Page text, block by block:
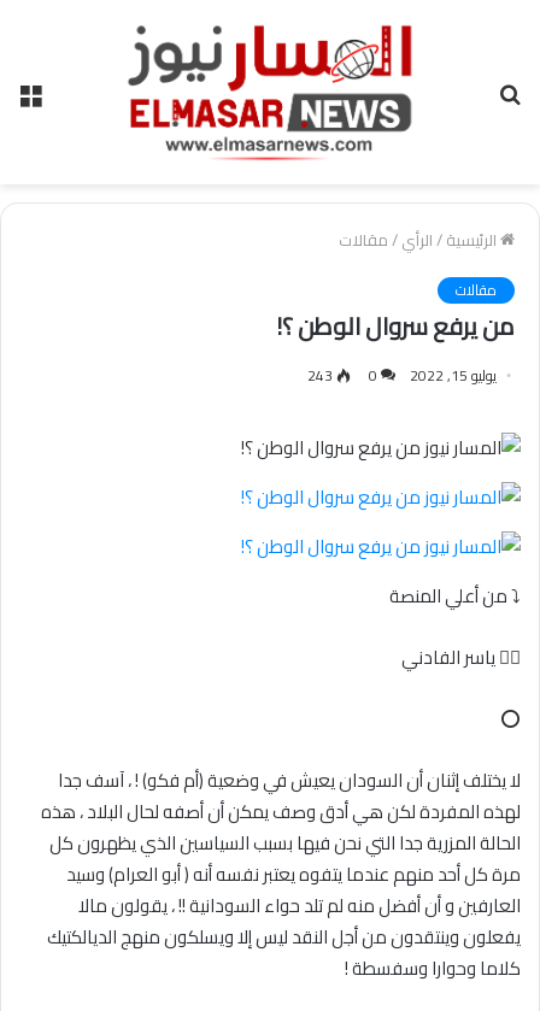
الرئيسية/الرأي/مقالات
مقالات
من يرفع سروال الوطن ؟!
يوليو 15, 2022 0
243
⤵️ من أعلي المنصة
✍🏻 ياسر الفادني
⭕
لا يختلف إثنان أن السودان يعيش في وضعية (أم فكو) ! ، آسف جدا
لهذه المفردة لكن هي أدق وصف يمكن أن أصفه لحال البلاد ، هذه
الحالة المزرية جدا التي نحن فيها بسبب السياسين الذي يظهرون كل
مرة كل أحد منهم عندما يتفوه يعتبر نفسه أنه ( أبو العرام) وسيد
العارفين و أن أفضل منه لم تلد حواء السودانية !! ، يقولون مالا
يفعلون وينتقدون من أجل النقد ليس إلا ويسلكون منهج الديالكتيك
كلاما وحوارا وسفسطة !